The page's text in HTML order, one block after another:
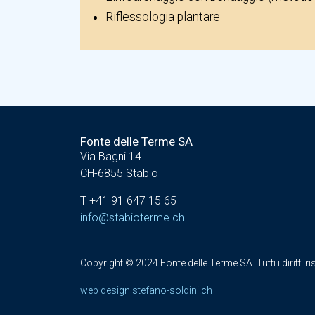
Riflessologia plantare
Fonte delle Terme SA
Via Bagni 14
CH-6855 Stabio
T +41 91 647 15 65
info@stabioterme.ch
Copyright © 2024 Fonte delle Terme SA. Tutti i diritti
web design stefano-soldini.ch